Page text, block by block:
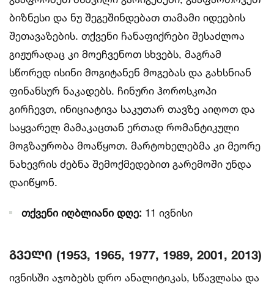
ბიზნესი და ნუ შეგეშინდებათ თამამი იდეების
შეთავაზების. თქვენი ჩანაფიქრები შესაძლოა
გიჟურადაც კი მოეჩვენოთ სხვებს, მაგრამ
სწორედ ისინი მოგიტანენ მოგებას და გახსნიან
ფინანსურ ნაკადებს. ჩინური ჰოროსკოპი
გირჩევთ, ინიციატივა საკუთარ თავზე აიღოთ და
საყვარელ მამაკაცთან ერთად რომანტიკული
მოგზაურობა მოაწყოთ. მარტოხელებმა კი მეორე
ნახევრის ძებნა შემოქმედებით გარემოში უნდა
დაიწყონ.
თქვენი იღბლიანი დღე: 11 ივნისი
გველი (1953, 1965, 1977, 1989, 2001, 2013)
ივნისში აჯობებს დრო ანალიტიკას, სწავლასა და